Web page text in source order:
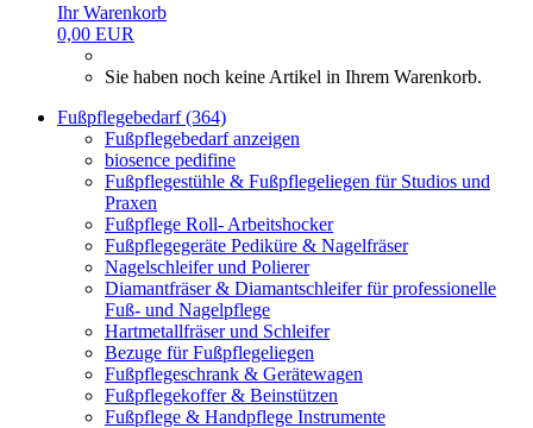
Ihr Warenkorb
0,00 EUR
Sie haben noch keine Artikel in Ihrem Warenkorb.
Fußpflegebedarf (364)
Fußpflegebedarf anzeigen
biosence pedifine
Fußpflegestühle & Fußpflegeliegen für Studios und
Praxen
Fußpflege Roll- Arbeitshocker
Fußpflegegeräte Pediküre & Nagelfräser
Nagelschleifer und Polierer
Diamantfräser & Diamantschleifer für professionelle
Fuß- und Nagelpflege
Hartmetallfräser und Schleifer
Bezuge für Fußpflegeliegen
Fußpflegeschrank & Gerätewagen
Fußpflegekoffer & Beinstützen
Fußpflege & Handpflege Instrumente